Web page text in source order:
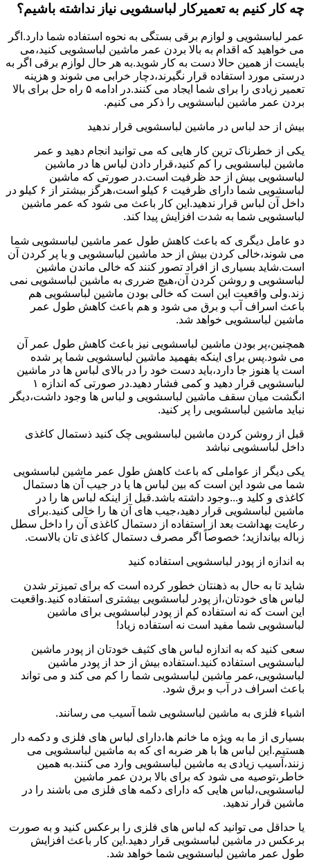
چه کار کنیم به تعمیرکار لباسشویی نیاز نداشته باشیم؟
عمر لباسشویی و لوازم برقی بستگی به نحوه استفاده شما دارد.اگر
می خواهید که اقدام به بالا بردن عمر ماشین لباسشویی کنید،می
بایست از همین حالا دست به کار شوید.به هر حال لوازم برقی اگر به
درستی مورد استفاده قرار نگیرند،دچار خرابی می شوند و هزینه
تعمیر زیادی را برای شما ایجاد می کنند.در ادامه ۵ راه حل برای بالا
بردن عمر ماشین لباسشویی را ذکر می کنیم.
بیش از حد لباس در ماشین لباسشویی قرار ندهید
یکی از خطرناک ترین کار هایی که می توانید انجام دهید و عمر
ماشین لباسشویی را کم کنید،قرار دادن لباس ها در ماشین
لباسشویی بیش از حد ظرفیت است.در صورتی که ماشین
لباسشویی شما دارای ظرفیت ۶ کیلو است،هرگز بیشتر از ۶ کیلو در
داخل آن لباس قرار ندهید.این کار باعث می شود که عمر ماشین
لباسشویی شما به شدت افزایش پیدا کند.
دو عامل دیگری که باعث کاهش طول عمر ماشین لباسشویی شما
می شوند،خالی کردن بیش از حد ماشین لباسشویی و یا پر کردن آن
است.شاید بسیاری از افراد تصور کنند که خالی ماندن ماشین
لباسشویی و روشن کردن آن،هیچ ضرری به ماشین لباسشویی نمی
زند.ولی واقعیت این است که خالی بودن ماشین لباسشویی هم
باعث اسراف آب و برق می شود و هم باعث کاهش طول عمر
ماشین لباسشویی خواهد شد.
همچنین،پر بودن ماشین لباسشویی نیز باعث کاهش طول عمر آن
می شود.پس برای اینکه بفهمید ماشین لباسشویی شما پر شده
است یا هنوز جا دارد،باید دست خود را در بالای لباس ها در ماشین
لباسشویی قرار دهید و کمی فشار دهید.در صورتی که اندازه ۱
انگشت میان سقف ماشین لباسشویی و لباس ها وجود داشت،دیگر
نباید ماشین لباسشویی را پر کنید.
قبل از روشن کردن ماشین لباسشویی چک کنید ذستمال کاغذی
داخل لباسشویی نباشد
یکی دیگر از عواملی که باعث کاهش طول عمر ماشین لباسشویی
شما می شود این است که بین لباس ها یا در جیب آن ها دستمال
کاغذی و کلید و...وجود داشته باشد.قبل از اینکه لباس ها را در
ماشین لباسشویی قرار دهید،جیب های آن ها را خالی کنید.برای
رعایت بهداشت بعد از استفاده از دستمال کاغذی آن را داخل سطل
زباله بیاندازید؛ خصوصاً اگر مصرف دستمال کاغذی تان بالاست.
به اندازه از پودر لباسشویی استفاده کنید
شاید تا به حال به ذهنتان خطور کرده است که برای تمیزتر شدن
لباس های خودتان،از پودر لباسشویی بیشتری استفاده کنید.واقعیت
این است که نه استفاده کم از پودر لباسشویی برای ماشین
لباسشویی شما مفید است نه استفاده زیاد!
سعی کنید که به اندازه لباس های کثیف خودتان از پودر ماشین
لباسشویی استفاده کنید.استفاده بیش از حد از پودر ماشین
لباسشویی،عمر ماشین لباسشویی شما را کم می کند و می تواند
باعث اسراف در آب و برق شود.
اشیاء فلزی به ماشین لباسشویی شما آسیب می رسانند.
بسیاری از ما به ویژه ما خانم ها،دارای لباس های فلزی و دکمه دار
هستیم.این لباس ها با هر ضربه ای که به ماشین لباسشویی می
زنند،آسیب زیادی به ماشین لباسشویی وارد می کنند.به همین
خاطر،توصیه می شود که برای بالا بردن عمر ماشین
لباسشویی،لباس هایی که دارای دکمه های فلزی می باشند را در
ماشین قرار ندهید.
یا حداقل می توانید که لباس های فلزی را برعکس کنید و به صورت
برعکس در ماشین لباسشویی قرار دهید.این کار باعث افزایش
طول عمر ماشین لباسشویی شما خواهد شد.